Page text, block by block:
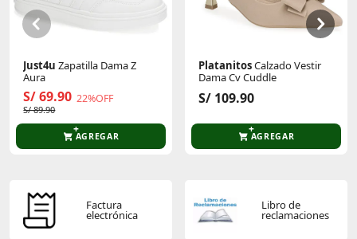
Just4u Zapatilla Dama Z
Aura
S/ 69.90 22%OFF
S/ 89.90
AGREGAR
PlatanitosCalzado Vestir
Dama Cv Cuddle
S/ 109.90
AGREGAR
Factura
electrónica
Libro de
reclamaciones